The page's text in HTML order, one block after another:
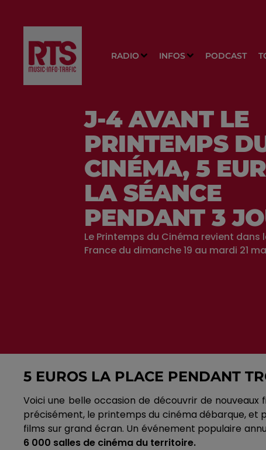
RADIO INFOS PODCAST
J-4 AVANT LE
PRINTEMPS
CINÉMA, 5
LA SÉANCE
PENDANT 3
Le Printemps du Cinéma revient dans
France du dimanche 19 au mardi 21
5 EUROS LA PLACE PENDANT
Voici une belle occasion de découvrir de
précisément, le printemps du cinéma débarque, et
films sur grand écran. Un événement populaire
6 000 salles de cinéma du territoire.